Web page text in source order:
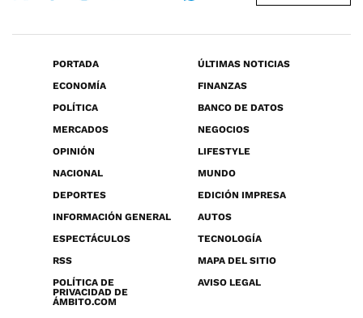
PORTADA
ÚLTIMAS NOTICIAS
ECONOMÍA
FINANZAS
POLÍTICA
BANCO DE DATOS
MERCADOS
NEGOCIOS
OPINIÓN
LIFESTYLE
NACIONAL
MUNDO
DEPORTES
EDICIÓN IMPRESA
INFORMACIÓN GENERAL
AUTOS
ESPECTÁCULOS
TECNOLOGÍA
RSS
MAPA DEL SITIO
POLÍTICA DE
PRIVACIDAD DE
ÁMBITO.COM
AVISO LEGAL